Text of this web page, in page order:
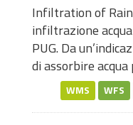
Infiltration of
infiltrazione
PUG. Da
di assorbire acqua
WMS WFS